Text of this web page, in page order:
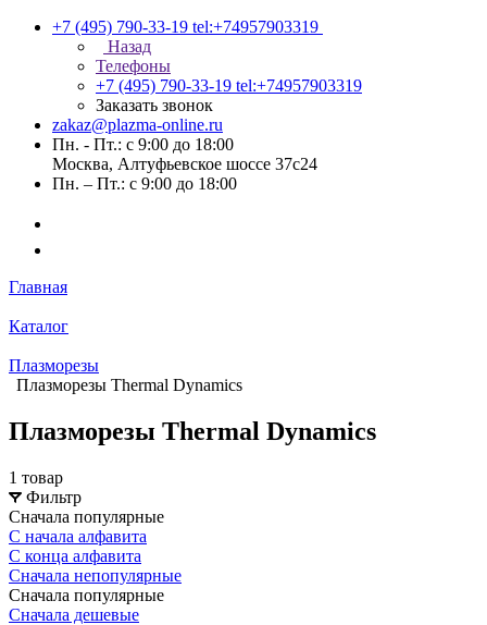
+7 (495) 790-33-19 tel:+74957903319
Назад
Телефоны
+7 (495) 790-33-19 tel:+74957903319
Заказать звонок
zakaz@plazma-online.ru
Пн. - Пт.: с 9:00 до 18:00
Москва, Алтуфьевское шоссе 37с24
Пн. – Пт.: с 9:00 до 18:00
Главная
Каталог
Плазморезы
Плазморезы Thermal Dynamics
Плазморезы Thermal Dynamics
1 товар
Фильтр
Сначала популярные
С начала алфавита
С конца алфавита
Сначала непопулярные
Сначала популярные
Сначала дешевые